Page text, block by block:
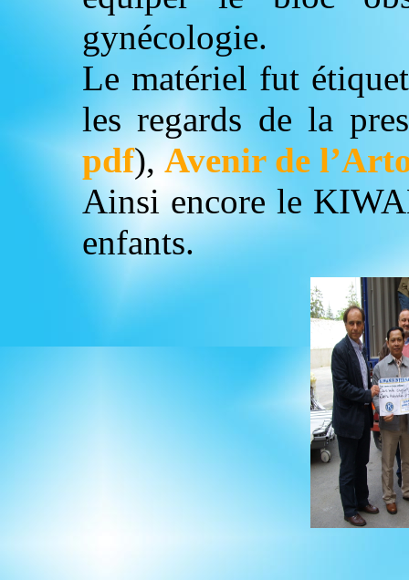
gynécologie.
Le matériel fut
les regards de la
pdf),Avenir de
Ainsi encore le
enfants.